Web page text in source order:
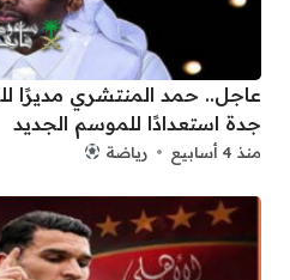
عاجل.. حمد المنتشري مديرًا
جدة استعدادًا للموسم الجديد
منذ 4 أسابيع رياضة